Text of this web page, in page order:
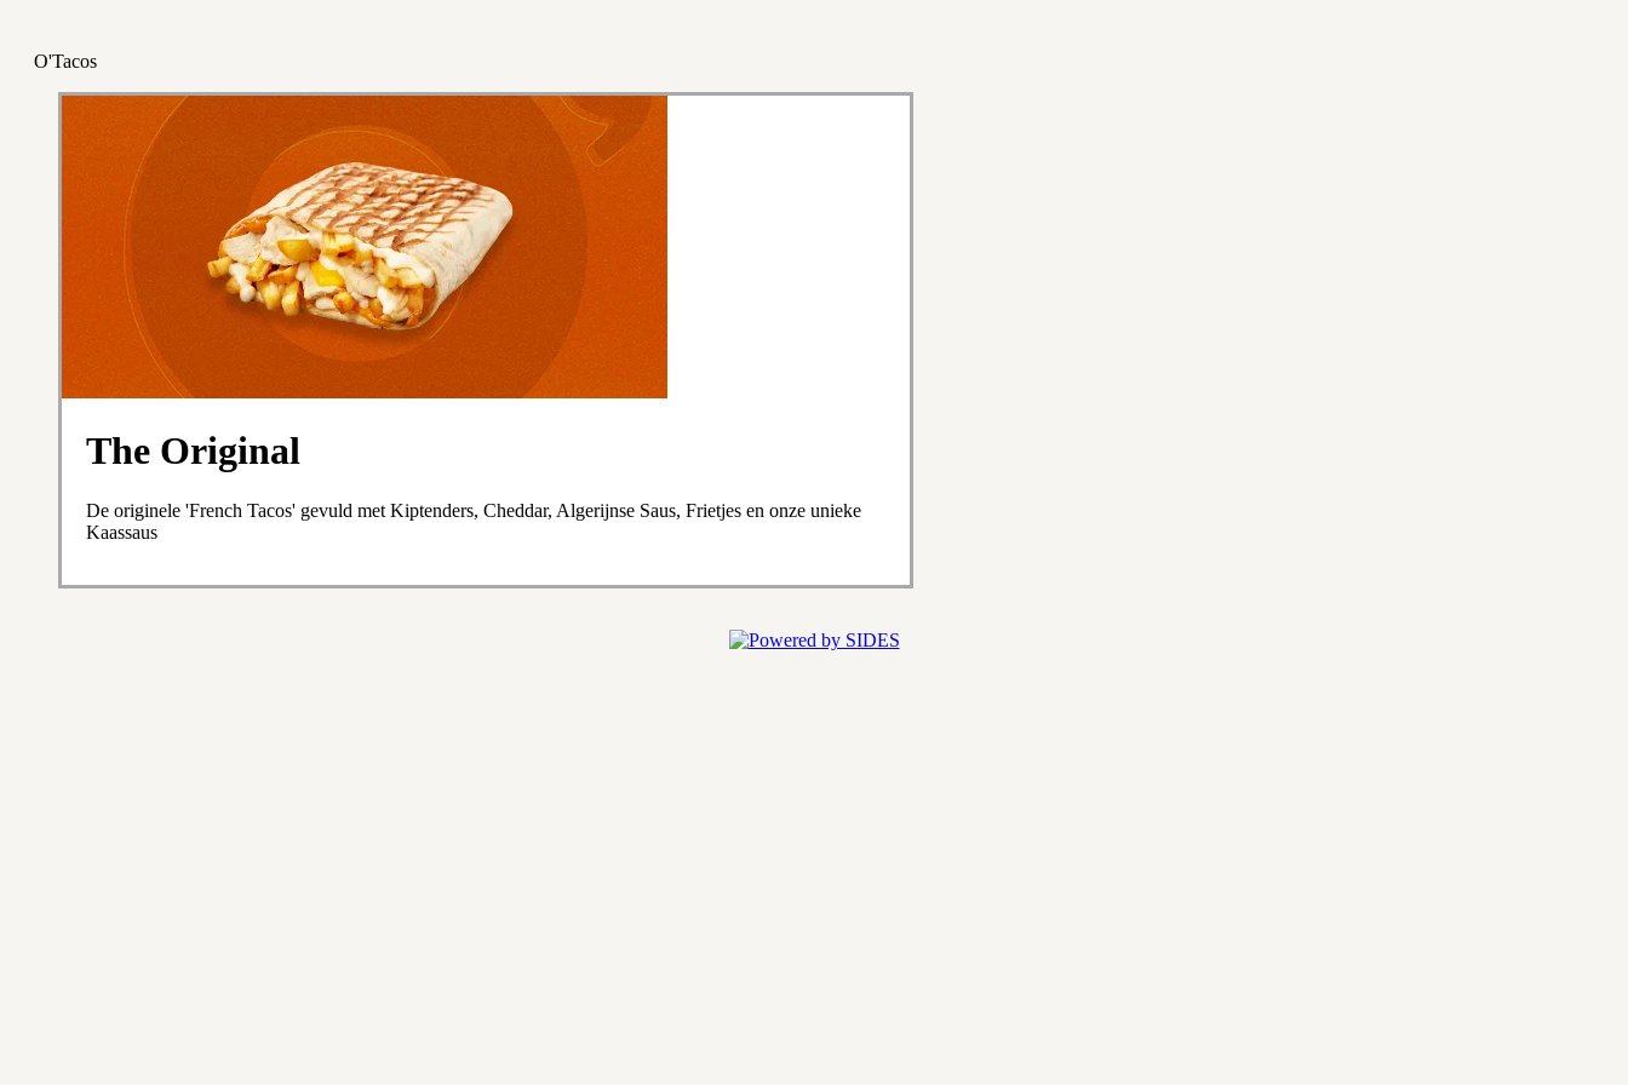
O'Tacos
The Original
De originele 'French Tacos' gevuld met Kiptenders, Cheddar, Algerijnse Saus, Frietjes en onze unieke
Kaassaus